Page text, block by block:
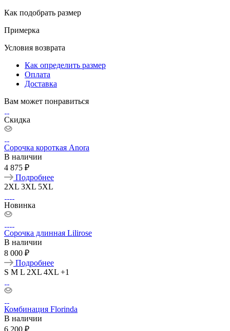
Как подобрать размер
Примерка
Условия возврата
Как определить размер
Оплата
Доставка
Вам может понравиться
Скидка
Сорочка короткая Anora
В наличии
4 875 ₽
Подробнее
2XL 3XL 5XL
Новинка
Сорочка длинная Lilirose
В наличии
8 000 ₽
Подробнее
S M L 2XL 4XL +1
Комбинация Florinda
В наличии
6 200 ₽